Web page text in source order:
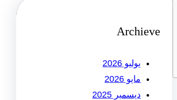
Archieve
يوليو 2026
مايو 2026
ديسمبر 2025